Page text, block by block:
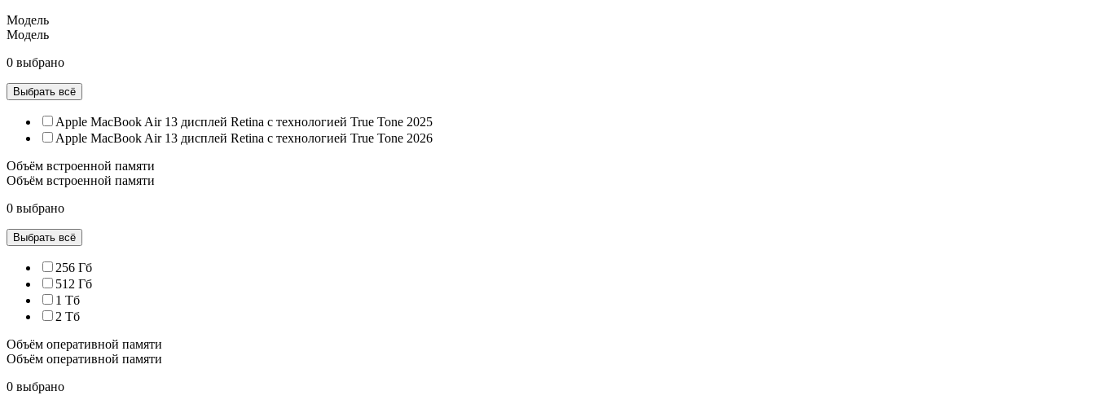
Модель
Модель
0 выбрано
Выбрать всё
Apple MacBook Air 13 дисплей Retina с технологией True Tone 2025
Apple MacBook Air 13 дисплей Retina с технологией True Tone 2026
Объём встроенной памяти
Объём встроенной памяти
0 выбрано
Выбрать всё
256 Гб
512 Гб
1 Тб
2 Тб
Объём оперативной памяти
Объём оперативной памяти
0 выбрано